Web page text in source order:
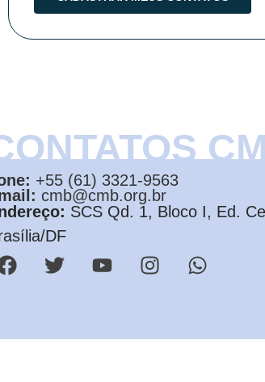
+55 (61) 3321-9563
cmb@cmb.org.br
SCS Qd. 1, Bloco I, Ed.
DF